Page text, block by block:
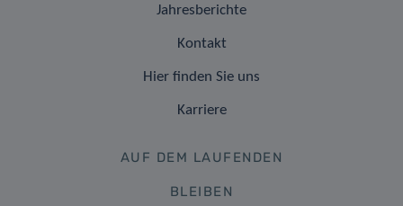
Jahresberichte
Kontakt
Hier finden Sie uns
Karriere
AUF DEM LAUFENDEN
BLEIBEN